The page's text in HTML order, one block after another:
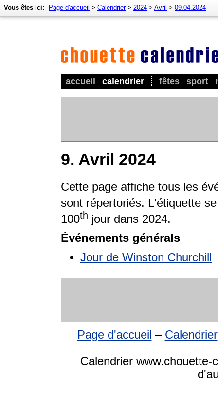
accueil calendrier fêtes sport
Vous êtes ici: Page d'accueil > Calendrier> 2024 > Avril > 09.04.2024
9. Avril 2024
Cette page affiche tous les
sont répertoriés. L'étiquette
100th jour dans 2024.
Événements générals
Jour de Winston Churchill
Page d'accueil – Calendrier
Calendrier www.chouette-